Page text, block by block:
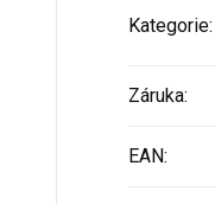
Kategorie:
Záruka:
EAN: